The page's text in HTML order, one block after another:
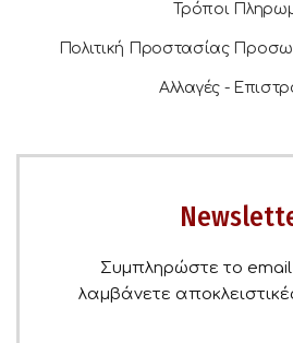
Τρόποι
Πολιτική Προστασίας
Αλλαγές -
Συμπληρώστε το
λαμβάνετε